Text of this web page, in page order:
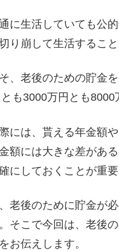
に生活していても公
り崩して生活すること
、老後のための貯金
も3000万円とも8000
には、貰える年金額
額には大きな差があ
にしておくことが重要
老後のために貯金が
そこで今回は、老後
お伝えします。